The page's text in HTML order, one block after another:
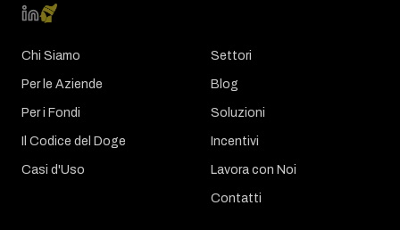
Chi Siamo
Per le Aziende
Per i Fondi
Il Codice del Doge
Casi d'Uso
Settori
Blog
Soluzioni
Incentivi
Lavora con Noi
Contatti